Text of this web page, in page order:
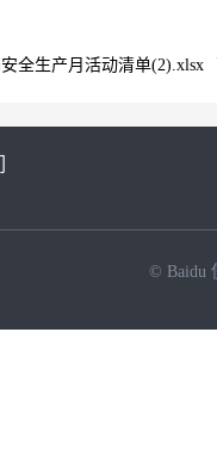
全生产月活动清单(2).xlsx
© Baidu